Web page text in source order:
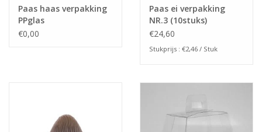
Paas haas verpakking
PPglas
€0,00
Paas ei verpakking
NR.3 (10stuks)
€24,60
Stukprijs : €2,46 / Stuk